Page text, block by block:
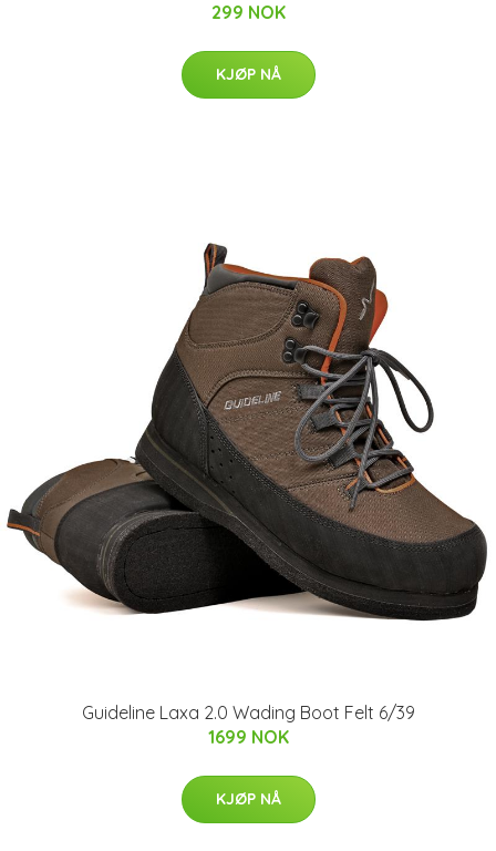
299 NOK
KJØP NÅ
Guideline Laxa 2.0 Wading Boot Felt 6/39
1699 NOK
KJØP NÅ